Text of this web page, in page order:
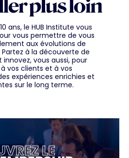
plus loin
ans, le HUB Institute vous
vous permettre de vous
aux évolutions de
à la découverte de
vous aussi, pour
vos clients et à vos
expériences enrichies et
sur le long terme.
LE